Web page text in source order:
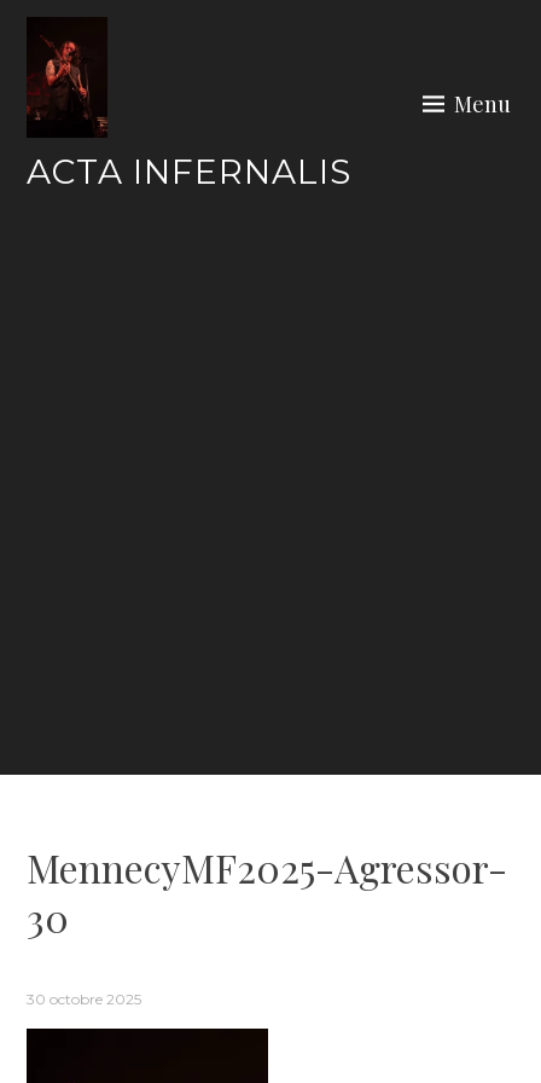
Skip
content
ACTA INFERNALIS
Menu
MennecyMF2025-Agressor-
30
30 octobre 2025